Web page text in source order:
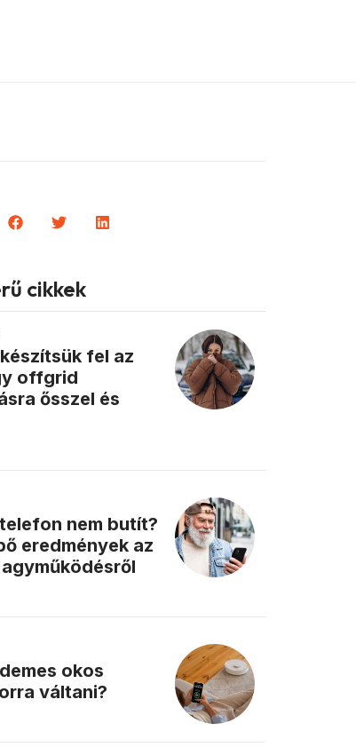
cikkek
fel az
offgrid
ősszel és
nem butít?
eredmények az
okos
váltani?